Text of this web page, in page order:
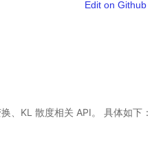
Edit on Github
、KL 散度相关 API。 具体如下：